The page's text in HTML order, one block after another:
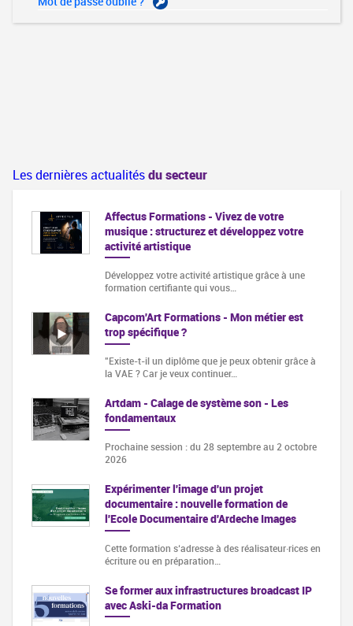
Les dernières actualitésdu secteur
Affectus Formations - Vivez de votre
musique : structurez et développez votre
activité artistique
Développez votre activité artistique grâce à une
formation certifiante qui vous…
Capcom'Art Formations - Mon métier est
trop spécifique ?
"Existe-t-il un diplôme que je peux obtenir grâce à
la VAE ? Car je veux continuer…
Artdam - Calage de système son - Les
fondamentaux
Prochaine session : du 28 septembre au 2 octobre
2026
Expérimenter l'image d'un projet
documentaire : nouvelle formation de
l'Ecole Documentaire d'Ardeche Images
Cette formation s‘adresse à des réalisateur·rices en
écriture ou en préparation…
Se former aux infrastructures broadcast IP
avec Aski-da Formation